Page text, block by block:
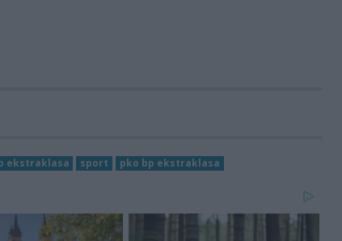
ekstraklasa sport pko bp ekstraklasa